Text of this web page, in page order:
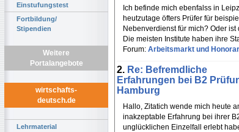
Einstufungstest
Fortbildung/
Stipendien
Weitere
Portalangebote
wirtschafts-
deutsch.de
Lehrmaterial
Ich befinde mich ebenfalss in
heutzutage öfters Prüfer für
Nebenverdienst für mich? Oder
Die meisten Institute haben ihre
Forum: Arbeitsmarkt und
2. Re: Befremdliche
Erfahrungen bei B2
Hamburg
Hallo, Zitatich wende mich heute
inakzeptable Erfahrung bei ihrer
unglücklichen Einzelfall erlebt